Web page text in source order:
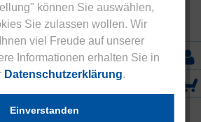
können Sie auswählen,
Sie zulassen wollen. Wir
viel Freude auf unserer
Informationen erhalten Sie in
Datenschutzerklärung.
Einverstanden